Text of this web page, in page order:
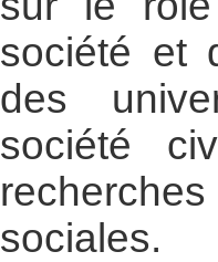
société et
des
société
sociales.